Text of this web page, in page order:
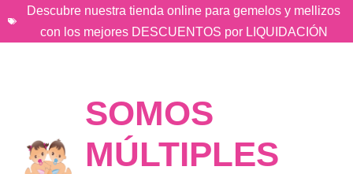
SaltarDescubre nuestra tienda online para gemelos y mellizos
con los mejores DESCUENTOS por LIQUIDACIÓN
SOMOS
MÚLTIPLES